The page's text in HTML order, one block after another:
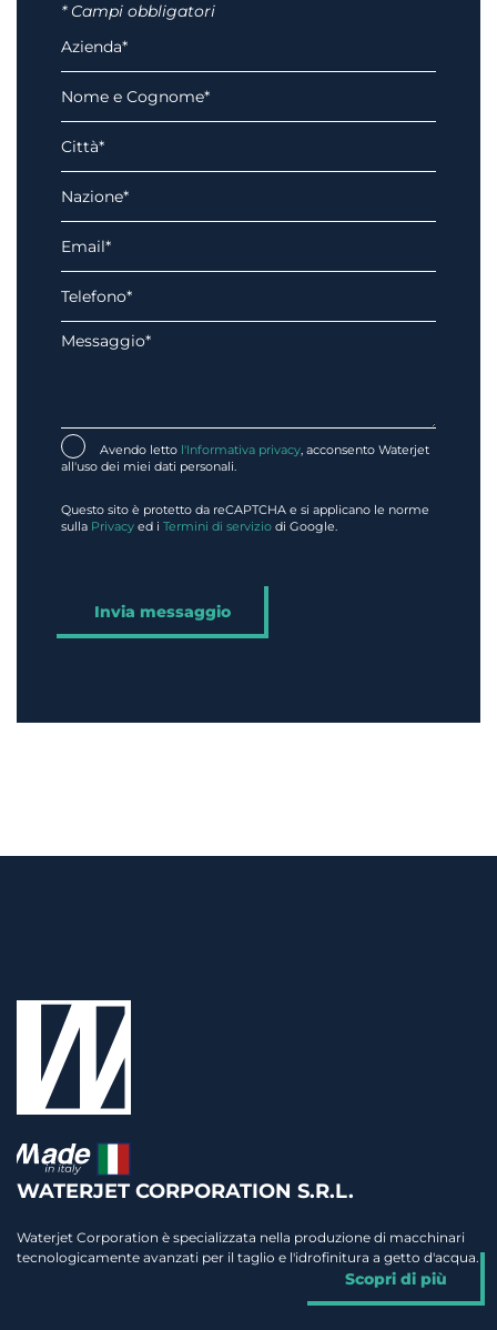
* Campi obbligatori
Avendo letto l'Informativa privacy, acconsento Waterjet
all'uso dei miei dati personali.
Questo sito è protetto da reCAPTCHA e si applicano le norme
sulla Privacy ed i Termini di servizio di Google.
WATERJET CORPORATION S.R.L.
Waterjet Corporation è specializzata nella produzione di macchinari
tecnologicamente avanzati per il taglio e l'idrofinitura a getto d'acqua.
Scopri di più